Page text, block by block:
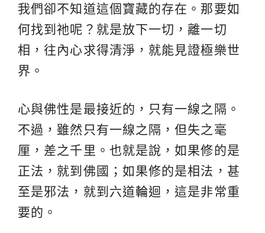
我們卻不知道這個寶藏的存在。那要如
何找到祂呢？就是放下一切，離一切
相，往內心求得清淨，就能見證極樂世
界。
心與佛性是最接近的，只有一線之隔。
不過，雖然只有一線之隔，但失之毫
厘，差之千里。也就是說，如果修的是
正法，就到佛國；如果修的是相法，甚
至是邪法，就到六道輪迴 ，這是非常重
要的。